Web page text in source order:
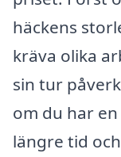
häckens
kräva olika
sin tur
om du har
längre tid